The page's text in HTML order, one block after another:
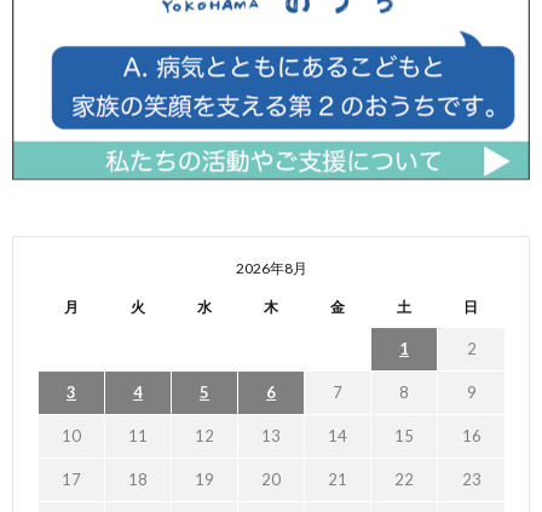
2026年8月
月 火 水 木 金 土 日
1 2
3 4 5 6 7 8 9
10 11 12 13 14 15 16
17 18 19 20 21 22 23